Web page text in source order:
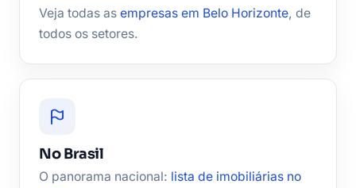
Veja todas as empresas em Belo Horizonte, de
todos os setores.
No Brasil
O panorama nacional: lista de imobiliárias no